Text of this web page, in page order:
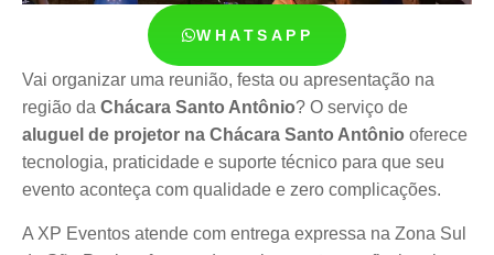
WHATSAPP
Vai organizar uma reunião, festa ou apresentação na
região da Chácara Santo Antônio? O serviço de
aluguel de projetor na Chácara Santo Antônio oferece
tecnologia, praticidade e suporte técnico para que seu
evento aconteça com qualidade e zero complicações.
A XP Eventos atende com entrega expressa na Zona Sul